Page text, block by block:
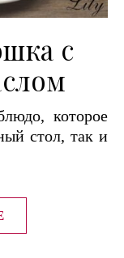
с
стол, так и